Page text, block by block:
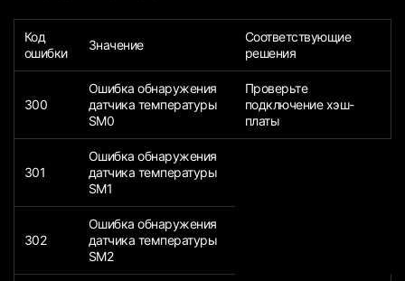
Код
ошибки
Значение
Соответствующие
решения
300
Ошибка обнаружения
датчика температуры
SM0
Проверьте
подключение хэш-
платы
301
Ошибка обнаружения
датчика температуры
SM1
302
Ошибка обнаружения
датчика температуры
SM2